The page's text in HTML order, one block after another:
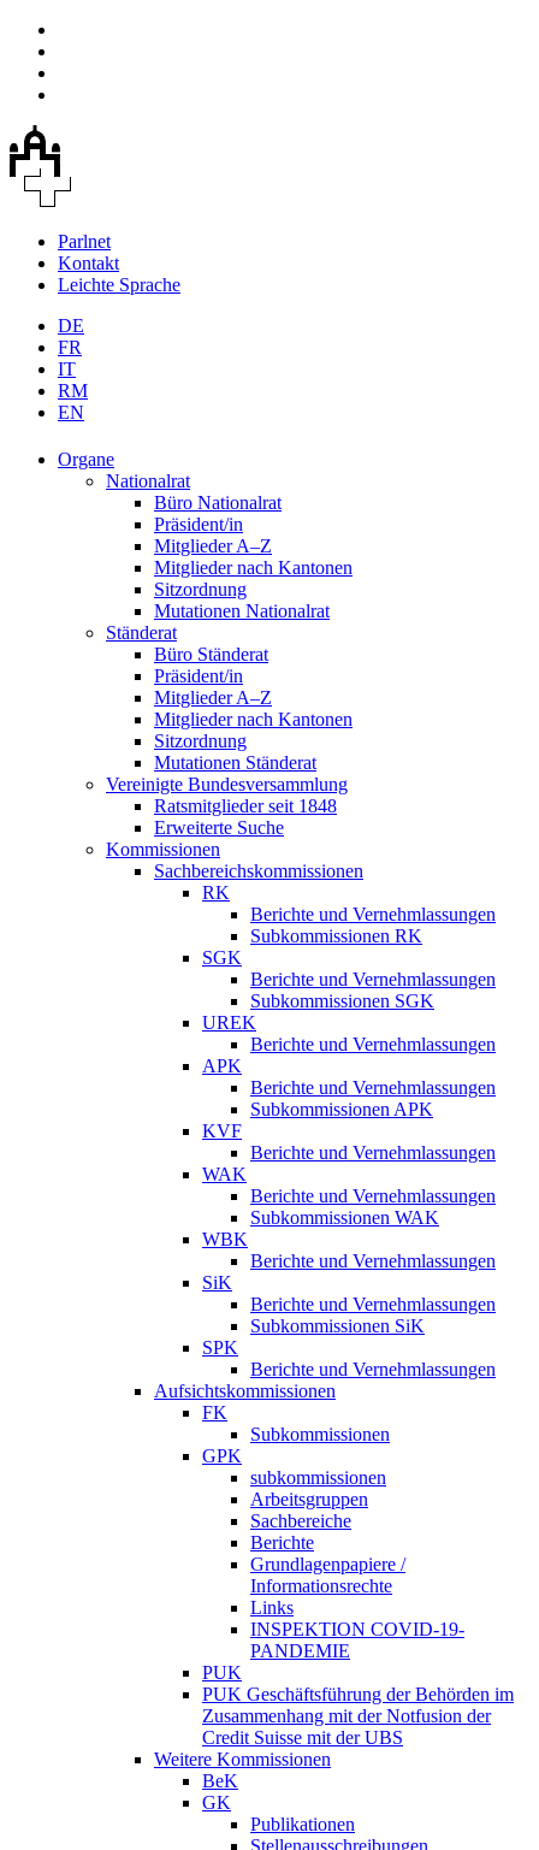
Parlnet
Kontakt
Leichte Sprache
DE
FR
IT
RM
EN
Organe
Nationalrat
Büro Nationalrat
Präsident/in
Mitglieder A–Z
Mitglieder nach Kantonen
Sitzordnung
Mutationen Nationalrat
Ständerat
Büro Ständerat
Präsident/in
Mitglieder A–Z
Mitglieder nach Kantonen
Sitzordnung
Mutationen Ständerat
Vereinigte Bundesversammlung
Ratsmitglieder seit 1848
Erweiterte Suche
Kommissionen
Sachbereichskommissionen
RK
Berichte und Vernehmlassungen
Subkommissionen RK
SGK
Berichte und Vernehmlassungen
Subkommissionen SGK
UREK
Berichte und Vernehmlassungen
APK
Berichte und Vernehmlassungen
Subkommissionen APK
KVF
Berichte und Vernehmlassungen
WAK
Berichte und Vernehmlassungen
Subkommissionen WAK
WBK
Berichte und Vernehmlassungen
SiK
Berichte und Vernehmlassungen
Subkommissionen SiK
SPK
Berichte und Vernehmlassungen
Aufsichtskommissionen
FK
Subkommissionen
GPK
subkommissionen
Arbeitsgruppen
Sachbereiche
Berichte
Grundlagenpapiere /
Informationsrechte
Links
INSPEKTION COVID-19-
PANDEMIE
PUK
PUK Geschäftsführung der Behörden im
Zusammenhang mit der Notfusion der
Credit Suisse mit der UBS
Weitere Kommissionen
BeK
GK
Publikationen